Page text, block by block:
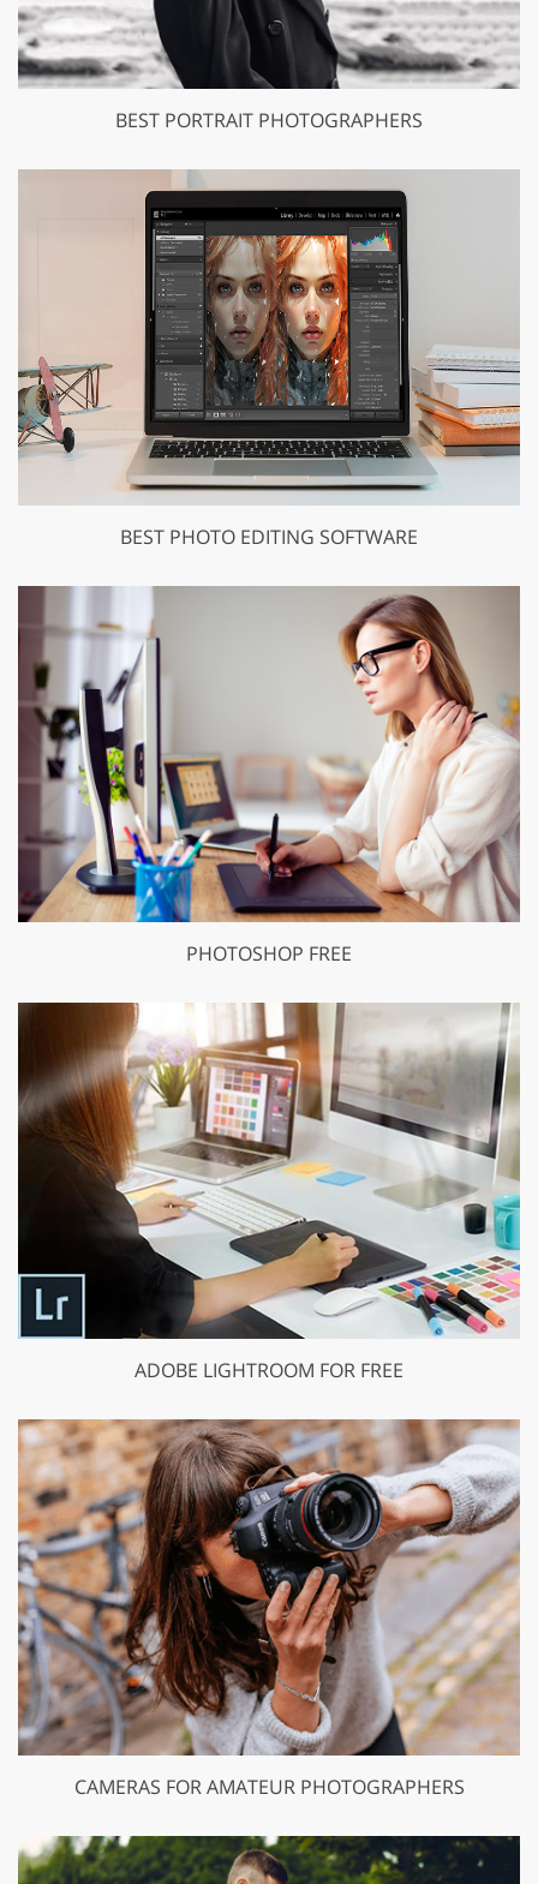
BEST PORTRAIT PHOTOGRAPHERS
BEST PHOTO EDITING SOFTWARE
PHOTOSHOP FREE
ADOBE LIGHTROOM FOR FREE
CAMERAS FOR AMATEUR PHOTOGRAPHERS